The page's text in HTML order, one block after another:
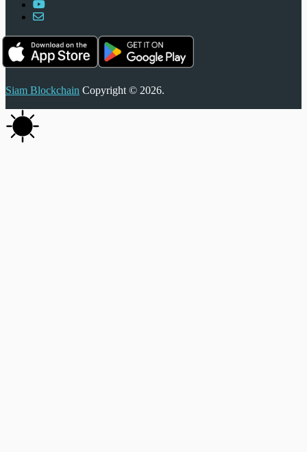
Siam Blockchain Copyright © 2026.